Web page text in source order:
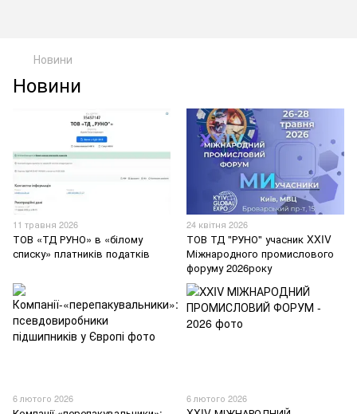
Новини
Новини
11 травня 2026
ТОВ «ТД РУНО» в «білому
списку» платників податків
24 квітня 2026
ТОВ ТД "РУНО" учасник XXIV
Міжнародного промислового
форуму 2026року
6 лютого 2026 6 лютого 2026